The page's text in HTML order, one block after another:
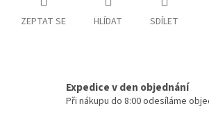
ZEPTAT SE HLÍDAT SDÍLET
Expedice v den objednání
Při nákupu do 8:00 odesíláme